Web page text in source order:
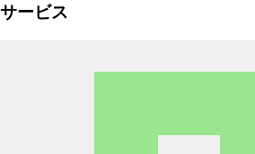
サービス